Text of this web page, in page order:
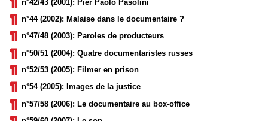
n°42/43 (2001): Pier Paolo Pasolini
n°44 (2002): Malaise dans le documentaire ?
n°47/48 (2003): Paroles de producteurs
n°50/51 (2004): Quatre documentaristes russes
n°52/53 (2005): Filmer en prison
n°54 (2005): Images de la justice
n°57/58 (2006): Le documentaire au box-office